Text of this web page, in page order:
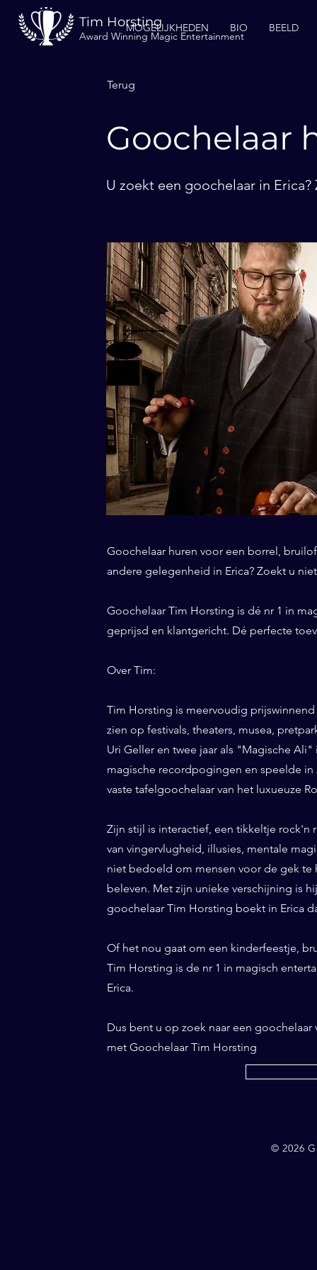
Tim Horsting
Award Winning Magic Entertainment
MOGELIJKHEDEN BIO BEELD
Terug
Goochelaar
U zoekt een goochelaar in
Goochelaar huren voor een borrel,
andere gelegenheid in Erica? Zoekt u
Goochelaar Tim Horsting is dé nr 1 in
geprijsd en klantgericht. Dé perfecte
Over Tim:
Tim Horsting is meervoudig
zien op festivals, theaters, musea,
Uri Geller en twee jaar als "Magische
magische recordpogingen en speelde in
vaste tafelgoochelaar van het luxueuze
Zijn stijl is interactief, een tikkeltje rock'n
van vingervlugheid, illusies, mentale
niet bedoeld om mensen voor de gek te
beleven. Met zijn unieke verschijning is
goochelaar Tim Horsting boekt in Erica
Of het nou gaat om een kinderfeestje,
Tim Horsting is de nr 1 in magisch
Erica.
Dus bent u op zoek naar een
met Goochelaar Tim Horsting
© 2026